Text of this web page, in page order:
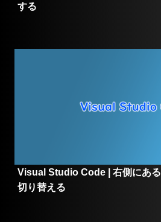
する
Visual Studio Code | 右側にあ
切り替える